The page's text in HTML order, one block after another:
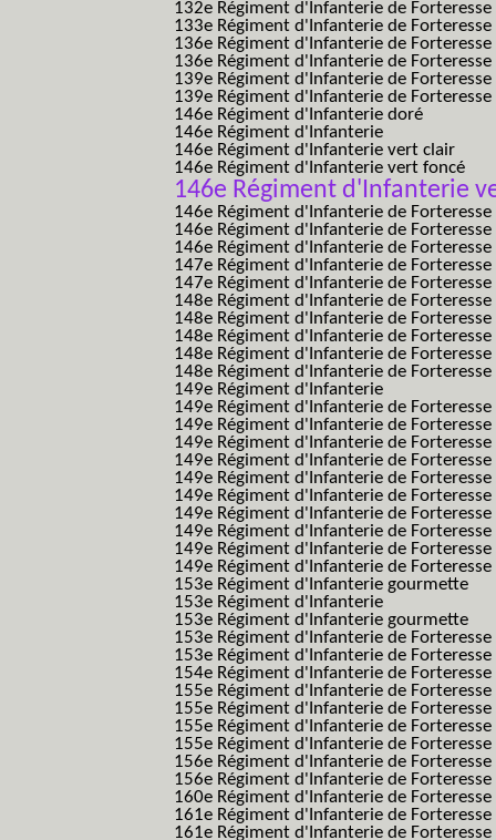
132e Régiment d'Infanterie de Forteresse
133e Régiment d'Infanterie de Forteresse
136e Régiment d'Infanterie de Forteresse
136e Régiment d'Infanterie de
139e Régiment d'Infanterie de
139e Régiment d'Infanterie de
146e Régiment d'Infanterie doré
146e Régiment d'Infanterie
146e Régiment d'Infanterie vert clair
146e Régiment d'Infanterie vert foncé
146e Régiment d'Infanterie
146e Régiment d'Infanterie de
146e Régiment d'Infanterie de
146e Régiment d'Infanterie de
147e Régiment d'Infanterie de Forteresse
147e Régiment d'Infanterie de Forteresse
148e Régiment d'Infanterie de Forteresse
148e Régiment d'Infanterie de Forteresse
148e Régiment d'Infanterie de Forteresse
148e Régiment d'Infanterie de Forteresse
148e Régiment d'Infanterie de Forteresse
149e Régiment d'Infanterie
149e Régiment d'Infanterie de
149e Régiment d'Infanterie de
149e Régiment d'Infanterie de
149e Régiment d'Infanterie de
149e Régiment d'Infanterie de
149e Régiment d'Infanterie de
149e Régiment d'Infanterie de
149e Régiment d'Infanterie de
149e Régiment d'Infanterie de
149e Régiment d'Infanterie de
153e Régiment d'Infanterie gourmette
153e Régiment d'Infanterie
153e Régiment d'Infanterie gourmette
153e Régiment d'Infanterie de
153e Régiment d'Infanterie de
154e Régiment d'Infanterie de Forteresse
155e Régiment d'Infanterie de
155e Régiment d'Infanterie de
155e Régiment d'Infanterie de
155e Régiment d'Infanterie de
156e Régiment d'Infanterie de Forteresse
156e Régiment d'Infanterie de
160e Régiment d'Infanterie de
161e Régiment d'Infanterie de Forteresse
161e Régiment d'Infanterie de